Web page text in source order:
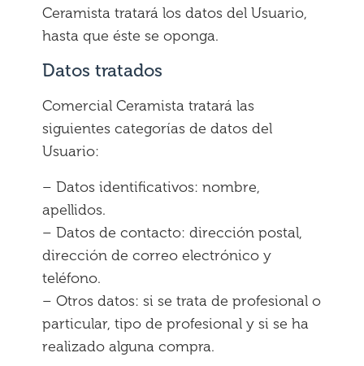
Ceramista tratará los datos del Usuario,
hasta que éste se oponga.
Datos tratados
Comercial Ceramista tratará las
siguientes categorías de datos del
Usuario:
– Datos identificativos: nombre,
apellidos.
– Datos de contacto: dirección postal,
dirección de correo electrónico y
teléfono.
– Otros datos: si se trata de profesional o
particular, tipo de profesional y si se ha
realizado alguna compra.